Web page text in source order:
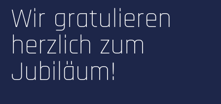
Wir gratulieren
herzlich zum
Jubiläum!